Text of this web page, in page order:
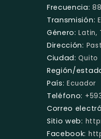
Frecuencia:
Transmisión:
Género: Latin,
Dirección:
Ciudad: Quito
Región/
País: Ecuador
Teléfono:
Correo
Sitio web:
Facebook: